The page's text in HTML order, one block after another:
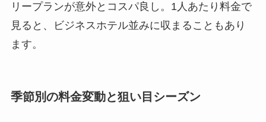
リープランが意外とコスパ良し。1人あたり料金で
見ると、ビジネスホテル並みに収まることもあり
ます。
季節別の料金変動と狙い目シーズン